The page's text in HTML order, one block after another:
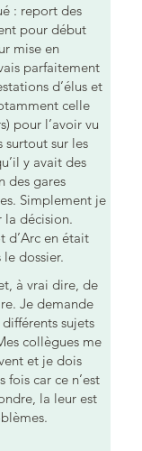
: report des
pour début
mise en
parfaitement
d’élus et
celle
pour l’avoir vu
surtout sur les
y avait des
des gares
Simplement je
la décision.
d’Arc en était
dossier.
à vrai dire, de
Je demande
sujets
collègues me
et je dois
fois car ce n’est
la leur est